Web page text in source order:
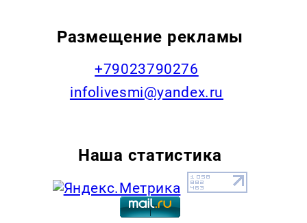
Размещение рекламы
+79023790276
infolivesmi@yandex.ru
Наша статистика